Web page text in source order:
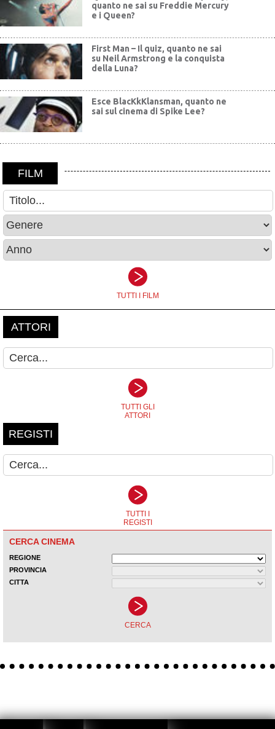
quanto ne sai su Freddie Mercury
e i Queen?
First Man – Il quiz, quanto ne sai
su Neil Armstrong e la conquista
della Luna?
Esce BlacKkKlansman, quanto ne
sai sul cinema di Spike Lee?